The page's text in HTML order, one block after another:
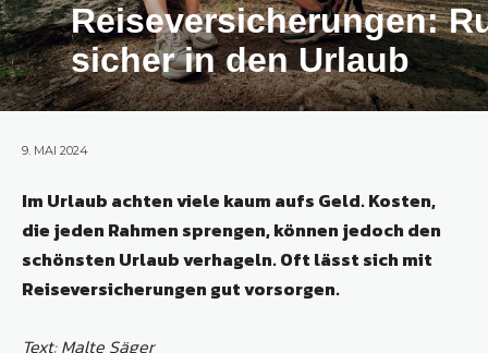
Reiseversicherungen:
sicher in den Urlaub
9. MAI 2024
Im Urlaub achten viele kaum aufs Geld. Kosten,
die jeden Rahmen sprengen, können jedoch den
schönsten Urlaub verhageln. Oft lässt sich mit
Reiseversicherungen gut vorsorgen.
Text: Malte Säger